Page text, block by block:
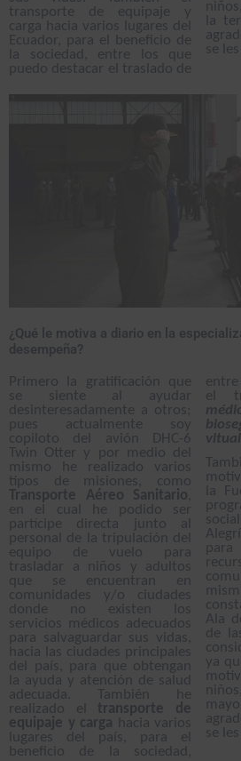
transporte de equipaje y
carga hacia varios lugares del
Ecuador, para el beneficio de
la sociedad, entre los que
puedo destacar el traslado de
la
se
¿Qué le motiva a diario en la
desempeña?
Primero la gratificación que
se siente al ayudar
desinteresadamente a otros;
pues actualmente soy
copiloto del avión DHC-6
Twin Otter y por medio del
mismo he realizado varios
tipos de misiones, como
Transporte Aéreo Sanitario,
en el cual he podido ser
partícipe directa junto al
personal de la tripulación del
equipo de vuelo para
trasladar a niños y adultos
que se encuentran en
comunidades y/o ciudades
donde no existen los
servicios médicos adecuados
para salvaguardar sus vidas,
hacia las ciudades principales
del país, para que obtengan
la ayuda y atención de salud
adecuada. También he
realizado el
transporte de
equipaje y carga hacia varios
lugares del país, para el
beneficio de la sociedad,
el
la
Ala
de
ya
se